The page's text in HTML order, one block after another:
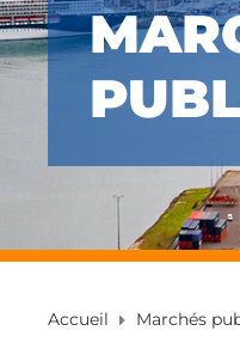
Accueil Marchés